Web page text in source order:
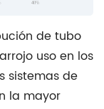
40%
detubo
uso en los
sistemas de
la mayor